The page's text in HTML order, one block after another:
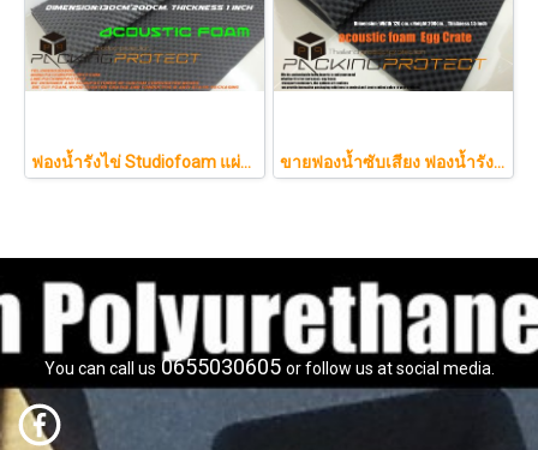
ฟองน้ำรังไข่ Studiofoam แผ่นซับเสียงห้อง แผ่นซับเสียงรังไข่ แผ่นซับเสียงรังไข่ Acoustic foam สีเทาดำขนาดใหญ่ 125*200ซม.หนา1นิ้วราคา290บาท ขายฟองน้ำซับเสียง ฟองน้ำรังไข่ แผ่นซับเสียงห้อง ราคาถูกฟองน้ำรังไข่ แผ่นซับเสียงรังไข่ แผ่นซับเสียงรังไข่ Acoustic foam สีเทาดำขนาดใหญ่ 130*200ซม.หนา1.5นิ้วราคา350บาท(copy)
You can call us 0655030605 or follow us at social media.